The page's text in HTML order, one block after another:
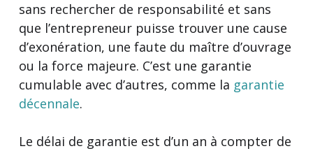
sans rechercher de responsabilité et sans
que l’entrepreneur puisse trouver une cause
d’exonération, une faute du maître d’ouvrage
ou la force majeure. C’est une garantie
cumulable avec d’autres, comme la garantie
décennale.
Le délai de garantie est d’un an à compter de